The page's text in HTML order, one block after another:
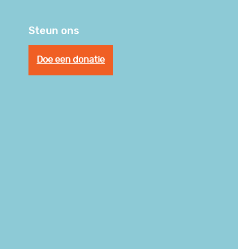
Steun ons
Doe een donatie